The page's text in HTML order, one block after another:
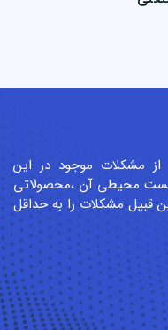
موجود در این
محیطی آن ،محصولاتی
مشکلات را به حداقل